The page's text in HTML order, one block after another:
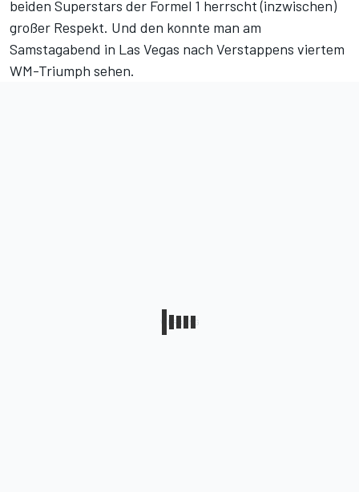
beiden Superstars der Formel 1 herrscht (inzwischen)
großer Respekt. Und den konnte man am
Samstagabend in Las Vegas nach Verstappens viertem
WM-Triumph sehen.